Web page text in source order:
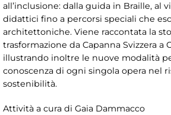
all’inclusione: dalla guida in Braille, al
didattici fino a percorsi speciali che
architettoniche. Viene raccontata la
trasformazione da Capanna Svizzera a
illustrando inoltre le nuove modalità
conoscenza di ogni singola opera nel
sostenibilità.
Attività a cura di Gaia Dammacco